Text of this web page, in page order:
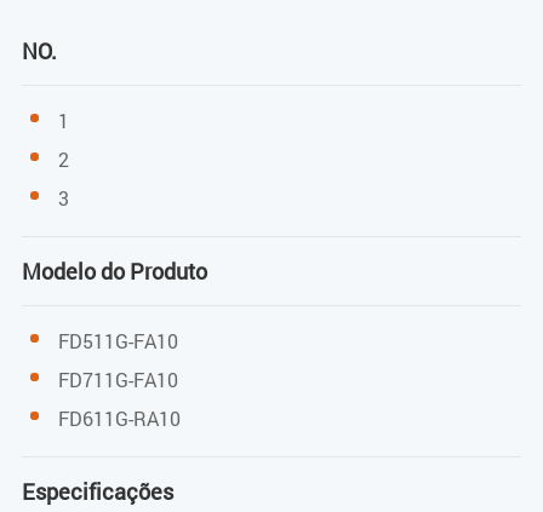
GPON: -28 dBm
Potência de saturação
EPON: -3 dBm
Potência de transmissão
EPON: 0 a 4 dBm
NO.
1
2
3
Modelo do Produto
FD511G-FA10
FD711G-FA10
FD611G-RA10
Especificações